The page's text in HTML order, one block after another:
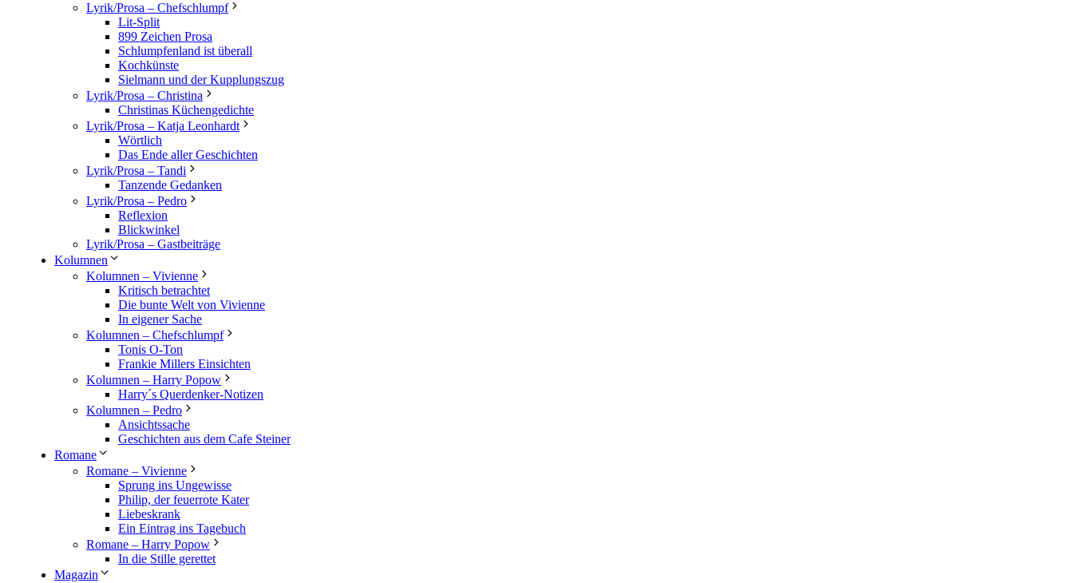
Lyrik/Prosa – Chefschlumpf
Lit-Split
899 Zeichen Prosa
Schlumpfenland ist überall
Kochkünste
Sielmann und der Kupplungszug
Lyrik/Prosa – Christina
Christinas Küchengedichte
Lyrik/Prosa – Katja Leonhardt
Wörtlich
Das Ende aller Geschichten
Lyrik/Prosa – Tandi
Tanzende Gedanken
Lyrik/Prosa – Pedro
Reflexion
Blickwinkel
Lyrik/Prosa – Gastbeiträge
Kolumnen
Kolumnen – Vivienne
Kritisch betrachtet
Die bunte Welt von Vivienne
In eigener Sache
Kolumnen – Chefschlumpf
Tonis O-Ton
Frankie Millers Einsichten
Kolumnen – Harry Popow
Harry´s Querdenker-Notizen
Kolumnen – Pedro
Ansichtssache
Geschichten aus dem Cafe Steiner
Romane
Romane – Vivienne
Sprung ins Ungewisse
Philip, der feuerrote Kater
Liebeskrank
Ein Eintrag ins Tagebuch
Romane – Harry Popow
In die Stille gerettet
Magazin